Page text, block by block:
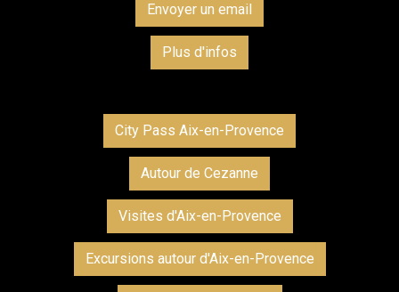
Envoyer un email
Plus d'infos
City Pass Aix-en-Provence
Autour de Cezanne
Visites d'Aix-en-Provence
Excursions autour d'Aix-en-Provence